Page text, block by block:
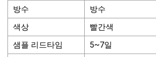
방수
방수
색상
빨간색
샘플 리드타임
5~7일